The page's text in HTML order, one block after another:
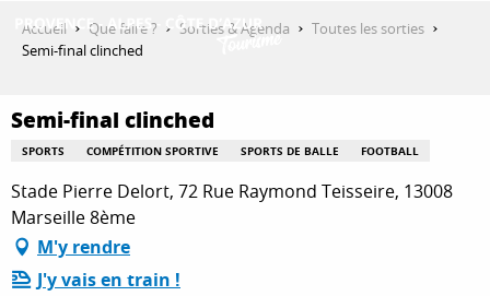
QUE FAIRE ?
SÉJOURNER
Accueil Que faire ? Sorties & Agenda
Toutes les sorties
Semi-final clinched
Semi-final clinched
SPORTS COMPÉTITION SPORTIVE SPORTS DE BALLE FOOTBALL
Stade Pierre Delort, 72 Rue Raymond Teisseire, 13008
Marseille 8ème
M'y rendre
J'y vais en train !